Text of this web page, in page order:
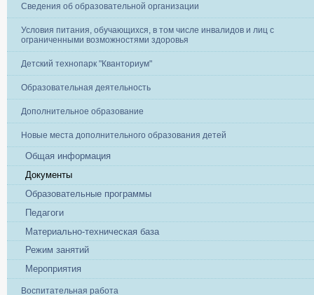
Сведения об образовательной организации
Условия питания, обучающихся, в том числе инвалидов и лиц с
ограниченными возможностями здоровья
Детский технопарк "Кванториум"
Образовательная деятельность
Дополнительное образование
Новые места дополнительного образования детей
Общая информация
Документы
Образовательные программы
Педагоги
Материально-техническая база
Режим занятий
Мероприятия
Воспитательная работа